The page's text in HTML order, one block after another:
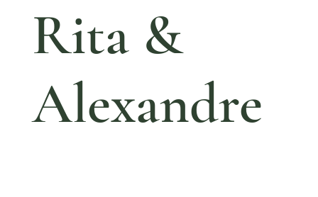
Rita &
Alexandre